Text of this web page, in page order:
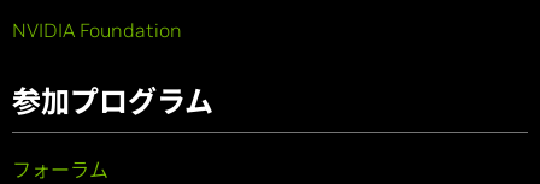
NVIDIA Foundation
参加プログラム
フォーラム